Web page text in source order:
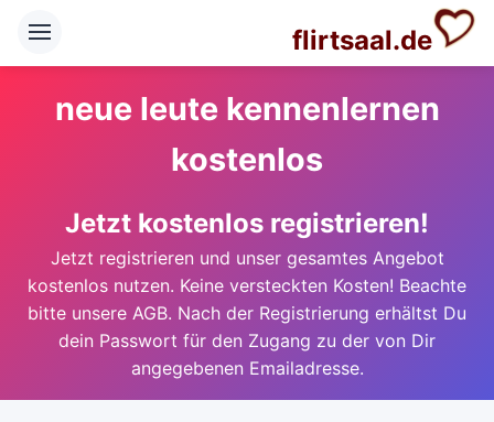
flirtsaal.de
neue leute kennenlernen
kostenlos
Jetzt kostenlos registrieren!
Jetzt registrieren und unser gesamtes Angebot
kostenlos nutzen. Keine versteckten Kosten! Beachte
bitte unsere AGB. Nach der Registrierung erhältst Du
dein Passwort für den Zugang zu der von Dir
angegebenen Emailadresse.